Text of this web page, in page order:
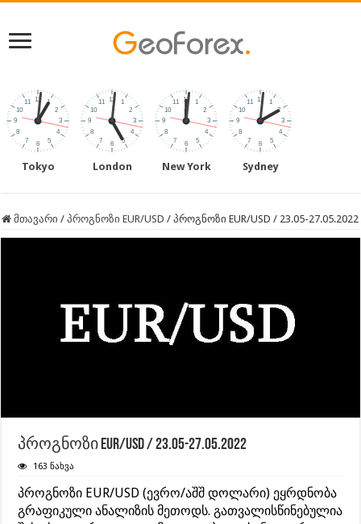
Tokyo London New York Sydney
მთავარი / პროგნოზი EUR/USD / პროგნოზი EUR/USD / 23.05-27.05.2022
პროგნოზი EUR/USD / 23.05-27.05.2022
163 ნახვა
პროგნოზი EUR/USD (ევრო/აშშ დოლარი) ეყრდნობა
გრაფიკული ანალიზის მეთოდს. გათვალისწინებულია